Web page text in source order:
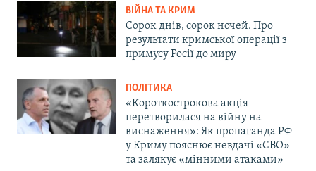
ВІЙНА ТА КРИМ
Сорок днів, сорок ночей. Про
результати кримської операції з
примусу Росії до миру
ПОЛІТИКА
«Короткострокова акція
перетворилася на війну на
виснаження»: Як пропаганда РФ
у Криму пояснює невдачі «СВО»
та залякує «мінними атаками»